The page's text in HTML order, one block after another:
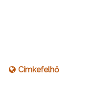
Címkefelhő